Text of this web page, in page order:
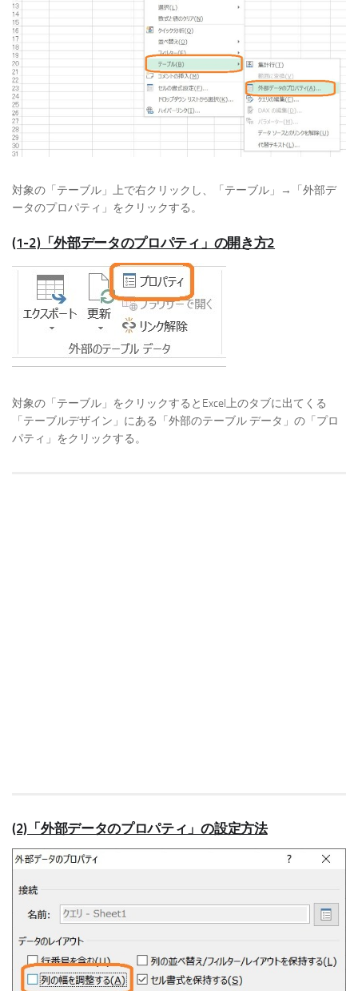
対象の「テーブル」上で右クリックし、「テーブル」→「外部デ
ータのプロパティ」をクリックする。
(1-2)「外部データのプロパティ」の開き方2
対象の「テーブル」をクリックするとExcel上のタブに出てくる
「テーブルデザイン」にある「外部のテーブル データ」の「プロ
パティ」をクリックする。
(2)「外部データのプロパティ」の設定方法